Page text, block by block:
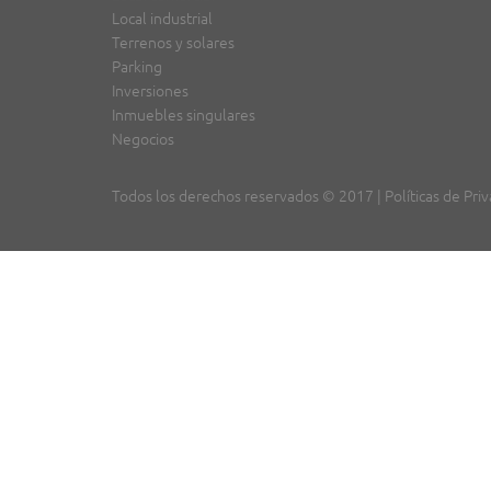
Local industrial
Terrenos y solares
Parking
Inversiones
Inmuebles singulares
Negocios
Todos los derechos reservados © 2017 | Políticas de